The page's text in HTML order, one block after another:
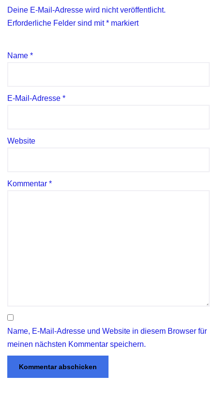
Deine E-Mail-Adresse wird nicht veröffentlicht.
Erforderliche Felder sind mit* markiert
Name *
E-Mail-Adresse *
Website
Kommentar *
Name, E-Mail-Adresse und Website in diesem Browser für
meinen nächsten Kommentar speichern.